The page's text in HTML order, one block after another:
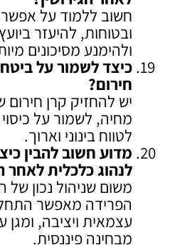
חשוב ללמוד על
ובטוחות, להיעזר
ולהימנע מסיכונים
כיצד לשמור על
חירום?
יש להחזיק קרן
מחיה, לשמור על כיסוי
לטווח בינוני וארוך.
מדוע חשוב להבין
לנהוג כלכלית לאחר
משום שניהול נכון
הפרידה מאפשר
עצמאית ויציבה, ומגן
מבחינה פיננסית.